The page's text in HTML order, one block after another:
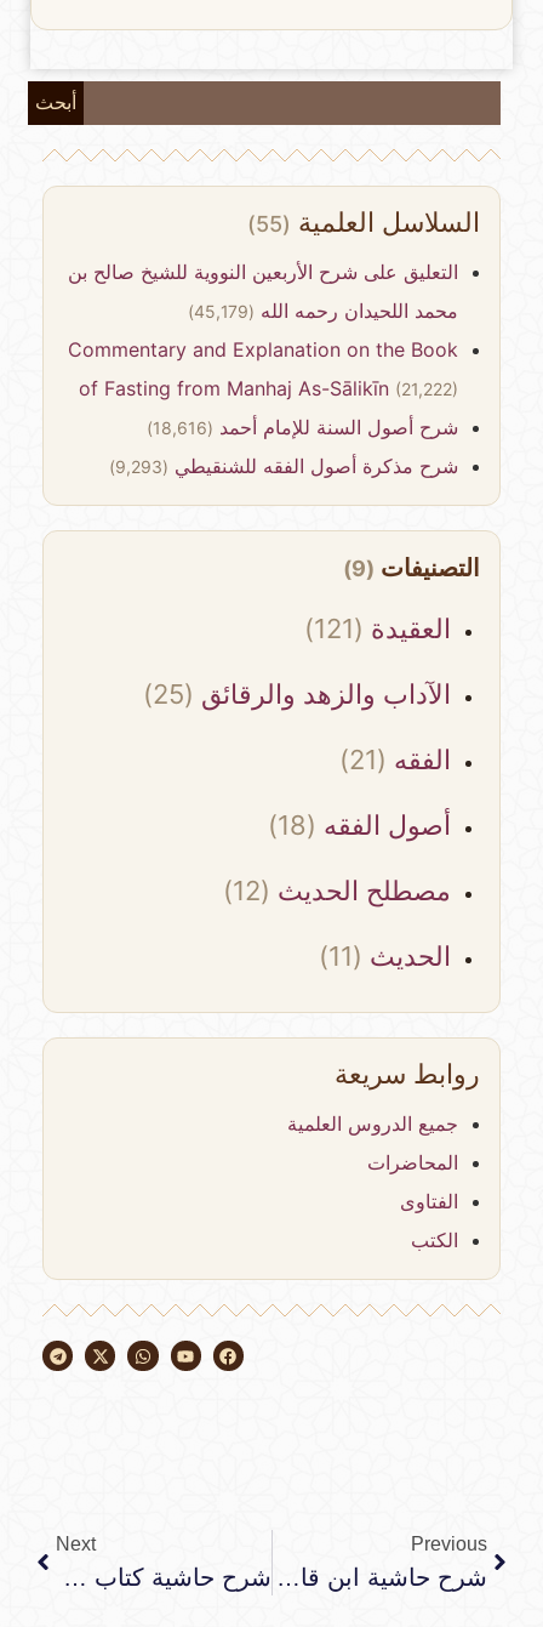
أبحث
السلاسل العلمية(55)
التعليق على شرح الأربعين النووية للشيخ صالح بن
محمد اللحيدان رحمه الله(45,179)
Commentary and Explanation on the Book
of Fasting from Manhaj As-Sālikīn(21,222)
شرح أصول السنة للإمام أحمد(18,616)
شرح مذكرة أصول الفقه للشنقيطي (9,293)
التصنيفات(9)
العقيدة(121)
الآداب والزهد والرقائق(25)
الفقه(21)
أصول الفقه(18)
مصطلح الحديث(12)
الحديث(11)
روابط سريعة
جميع الدروس العلمية
المحاضرات
الفتاوى
الكتب
Previous
شرح حاشية ابن قاسم على السفارينية
Next
شرح حاشية كتاب التوحيد للشيخ سليمان بن عبد الوهاب